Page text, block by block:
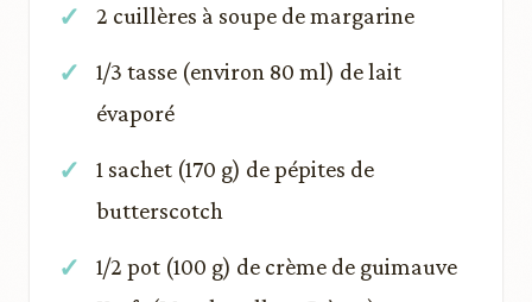
2 cuillères à soupe de margarine
1/3 tasse (environ 80 ml) de lait
évaporé
1 sachet (170 g) de pépites de
butterscotch
1/2 pot (100 g) de crème de guimauve